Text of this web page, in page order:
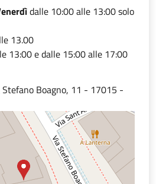
dalle 10:00 alle 13:00 solo
13.00
13:00 e dalle 15:00 alle 17:00
Stefano Boagno, 11 - 17015 -